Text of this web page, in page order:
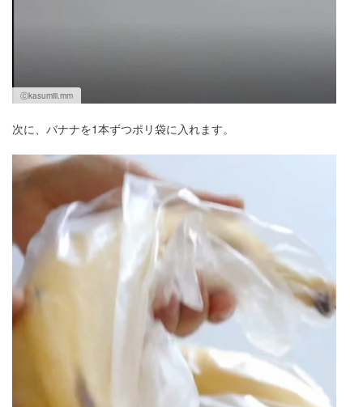
Ⓒkasumiii.mm
次に、バナナを1本ずつポリ袋に入れます。